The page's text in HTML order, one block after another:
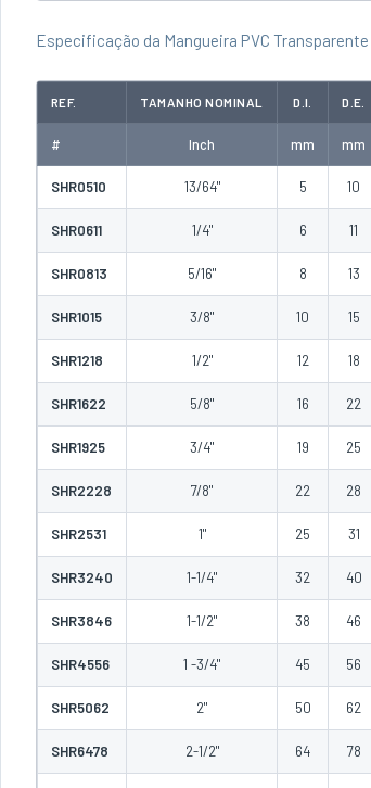
Especificação da Mangueira PVC
REF. TAMANHO NOMINAL D.I. D.E.
#
Inch mm mm
SHR0510 13/64" 5 10
SHR0611 1/4" 6 11
SHR0813 5/16" 8 13
SHR1015 3/8" 10 15
SHR1218 1/2" 12 18
SHR1622 5/8" 16 22
SHR1925 3/4" 19 25
SHR2228 7/8" 22 28
SHR2531 1" 25 31
SHR3240 1-1/4" 32 40
SHR3846 1-1/2" 38 46
SHR4556 1 -3/4" 45 56
SHR5062 2" 50 62
SHR6478 2-1/2" 64 78